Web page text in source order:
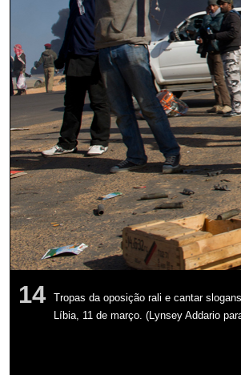
14
Tropas da oposição rali e cantar
Líbia, 11 de março. (Lynsey Addario